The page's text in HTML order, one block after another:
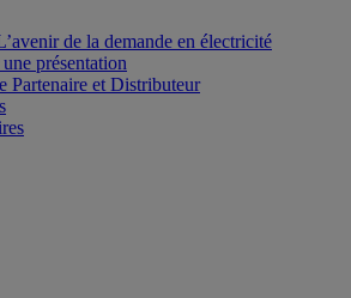
de la demande en électricité
présentation
Partenaire et Distributeur